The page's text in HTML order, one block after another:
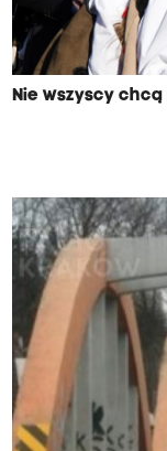
Nie wszyscy